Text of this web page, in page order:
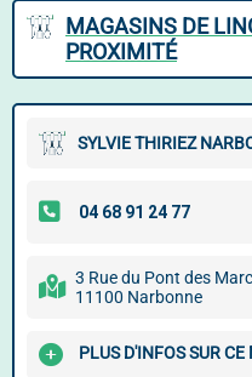
MAGASINS DE
PROXIMITÉ
SYLVIE THIRIEZ
3 Rue du Pont des
11100 Narbonne
PLUS D'INFOS SUR